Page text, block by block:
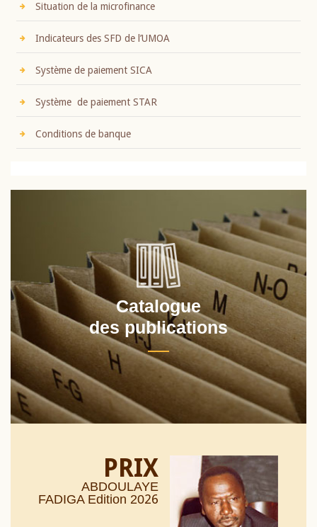
Situation de la microfinance
Indicateurs des SFD de l’UMOA
Système de paiement SICA
Système de paiement STAR
Conditions de banque
Catalogue
des publications
PRIX
ABDOULAYE
FADIGA Edition 2026